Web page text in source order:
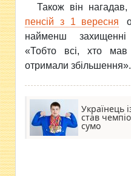
Також він
пенсій з 1 вересня
найменш захищенні
«Тобто всі, хто мав
отримали збільшення».
Українець
став
сумо